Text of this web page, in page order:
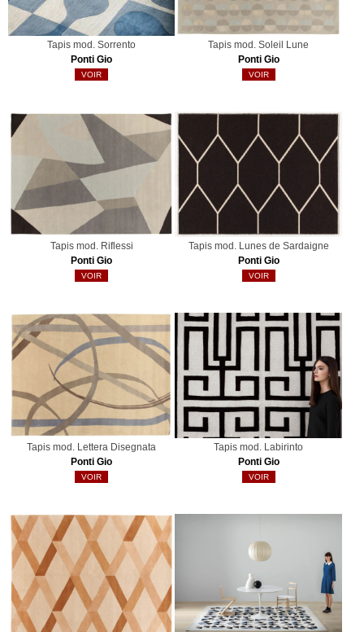
Tapis mod. Sorrento
Ponti Gio
VOIR
Tapis mod. Soleil Lune
Ponti Gio
VOIR
Tapis mod. Riflessi
Ponti Gio
VOIR
Tapis mod. Lunes de Sardaigne
Ponti Gio
VOIR
Tapis mod. Lettera Disegnata
Ponti Gio
VOIR
Tapis mod. Labirinto
Ponti Gio
VOIR